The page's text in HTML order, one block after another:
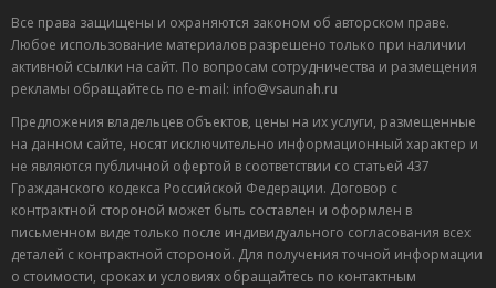
Все права защищены и охраняются законом об авторском праве.
Любое использование материалов разрешено только при наличии
активной ссылки на сайт. По вопросам сотрудничества и размещения
рекламы обращайтесь по e-mail: info@vsaunah.ru
Предложения владельцев объектов, цены на их услуги, размещенные
на данном сайте, носят исключительно информационный характер и
не являются публичной офертой в соответствии со статьей 437
Гражданского кодекса Российской Федерации. Договор с
контрактной стороной может быть составлен и оформлен в
письменном виде только после индивидуального согласования всех
деталей с контрактной стороной. Для получения точной информации
о стоимости, сроках и условиях обращайтесь по контактным